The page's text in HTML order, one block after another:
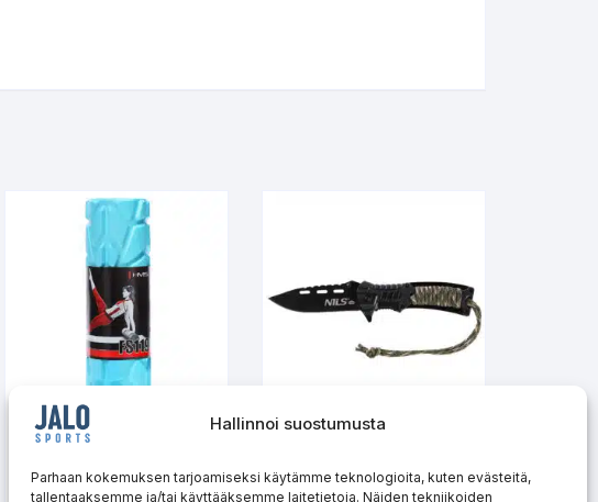
Hallinnoi suostumusta
Parhaan kokemuksen tarjoamiseksi käytämme teknologioita, kuten evästeitä,
tallentaaksemme ja/tai käyttääksemme laitetietoja. Näiden tekniikoiden
HMS Foam Roller
Minttu FS119
Retkiveitsi NC1719 NILS
CAMP